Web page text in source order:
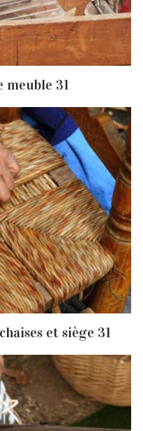
meuble 31
et siège 31